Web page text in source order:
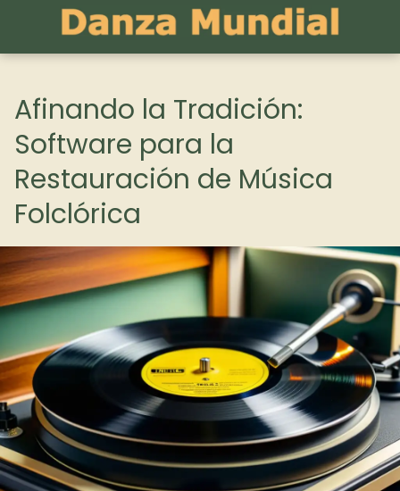
Afinando la Tradición:
Software para la
Restauración de Música
Folclórica